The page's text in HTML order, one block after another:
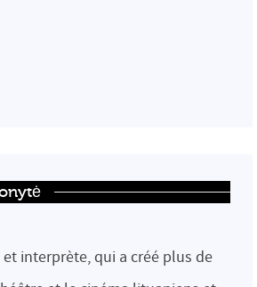
interprète, qui a créé plus de